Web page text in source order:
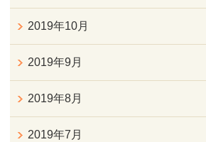
2019年10月
2019年9月
2019年8月
2019年7月